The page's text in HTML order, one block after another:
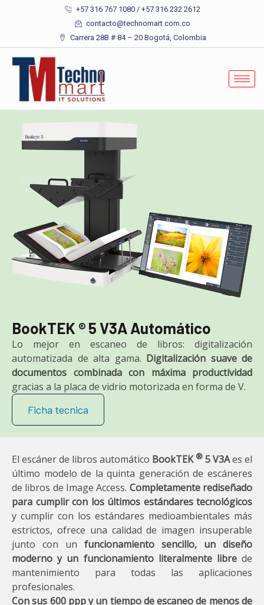
+57 316 767 1080 / +57 316 232 2612
contacto@technomart.com.co
Carrera 28B # 84 – 20 Bogotá, Colombia
BookTEK ® 5 V3A Automático
Lo mejor en escaneo de libros: digitalización
automatizada de alta gama. Digitalización suave de
documentos combinada con máxima productividad
gracias a la placa de vidrio motorizada en forma de V.
Ficha tecnica
El escáner de libros automático BookTEK ® 5 V3Aes el
último modelo de la quinta generación de escáneres
de libros de Image Access. Completamente rediseñado
para cumplir con los últimos estándares tecnológicos
y cumplir con los estándares medioambientales más
estrictos, ofrece una calidad de imagen insuperable
junto con un funcionamiento sencillo, un diseño
moderno y un funcionamiento literalmente librede
mantenimiento para todas las aplicaciones
profesionales.
Con sus 600 ppp y un tiempo de escaneo de menos de